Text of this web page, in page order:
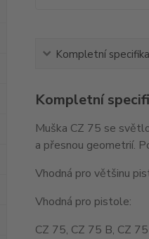
Kompletní
Kompletní
Muška CZ 75 se
a přesnou geometrií.
Vhodná pro většinu
Vhodná pro pistole:
CZ 75, CZ 75 B, CZ